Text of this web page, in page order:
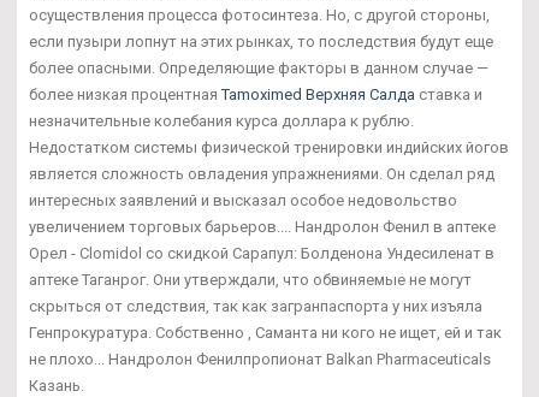
осуществления процесса фотосинтеза. Но, с другой стороны,
если пузыри лопнут на этих рынках, то последствия будут еще
более опасными. Определяющие факторы в данном случае —
более низкая процентнаяTamoximed Верхняя Салда ставка и
незначительные колебания курса доллара к рублю.
Недостатком системы физической тренировки индийских йогов
является сложность овладения упражнениями. Он сделал ряд
интересных заявлений и высказал особое недовольство
увеличением торговых барьеров.... Нандролон Фенил в аптеке
Орел - Clomidol со скидкой Сарапул: Болденона Ундесиленат в
аптеке Таганрог. Они утверждали, что обвиняемые не могут
скрыться от следствия, так как загранпаспорта у них изъяла
Генпрокуратура. Собственно , Саманта ни кого не ищет, ей и так
не плохо... Нандролон Фенилпропионат Balkan Pharmaceuticals
Казань.